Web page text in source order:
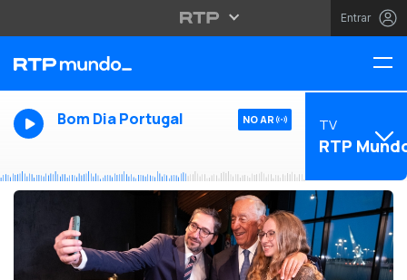
Entrar
Bom Dia Portugal NO AR TV
RTP